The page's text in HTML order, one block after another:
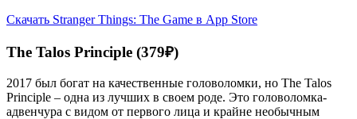
Скачать Stranger Things: The Game в App Store
The Talos Principle (379₽)
2017 был богат на качественные головоломки, но The Talos
Principle – одна из лучших в своем роде. Это головоломка-
адвенчура с видом от первого лица и крайне необычным